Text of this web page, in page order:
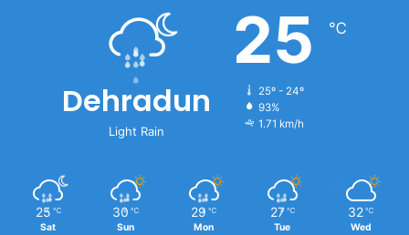
Dehradun
Light Rain
25 ℃
25º - 24º
93%
1.71 km/h
25 ℃
Sat
30 ℃
Sun
29 ℃
Mon
27 ℃
Tue
32 ℃
Wed